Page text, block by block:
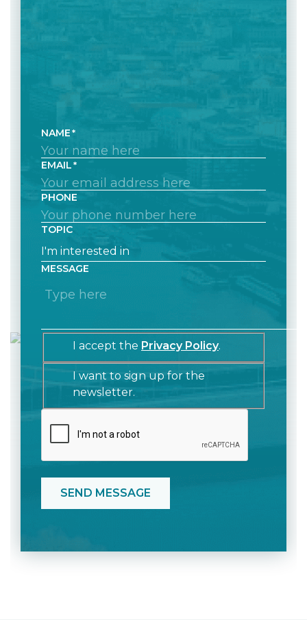
NAME
EMAIL
PHONE
TOPIC
MESSAGE
I accept the Privacy Policy.
I want to sign up for the
newsletter.